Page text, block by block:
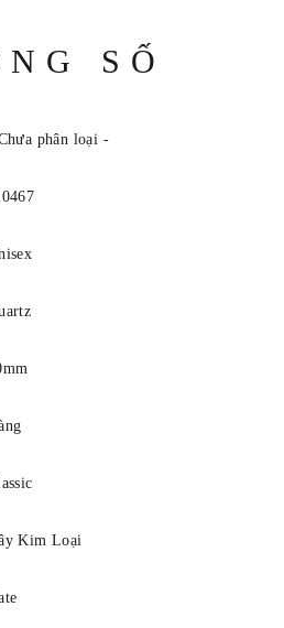
Chức năng EOL (chỉ báo hết
Cỡ máy 11 1/2'''. Đường kính
LumiNova®. Mã dây
SỐ
phân loại -
Kim Loại